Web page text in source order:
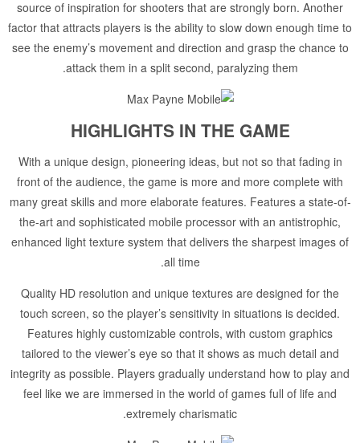
source of inspiration for shooters that are strongly born. Another
factor that attracts players is the ability to slow down enough time to
see the enemy’s movement and direction and grasp the chance to
attack them in a split second, paralyzing them.
HIGHLIGHTS IN THE GAME
With a unique design, pioneering ideas, but not so that fading in
front of the audience, the game is more and more complete with
many great skills and more elaborate features. Features a state-of-
the-art and sophisticated mobile processor with an antistrophic,
enhanced light texture system that delivers the sharpest images of
all time.
Quality HD resolution and unique textures are designed for the
touch screen, so the player’s sensitivity in situations is decided.
Features highly customizable controls, with custom graphics
tailored to the viewer’s eye so that it shows as much detail and
integrity as possible. Players gradually understand how to play and
feel like we are immersed in the world of games full of life and
extremely charismatic.